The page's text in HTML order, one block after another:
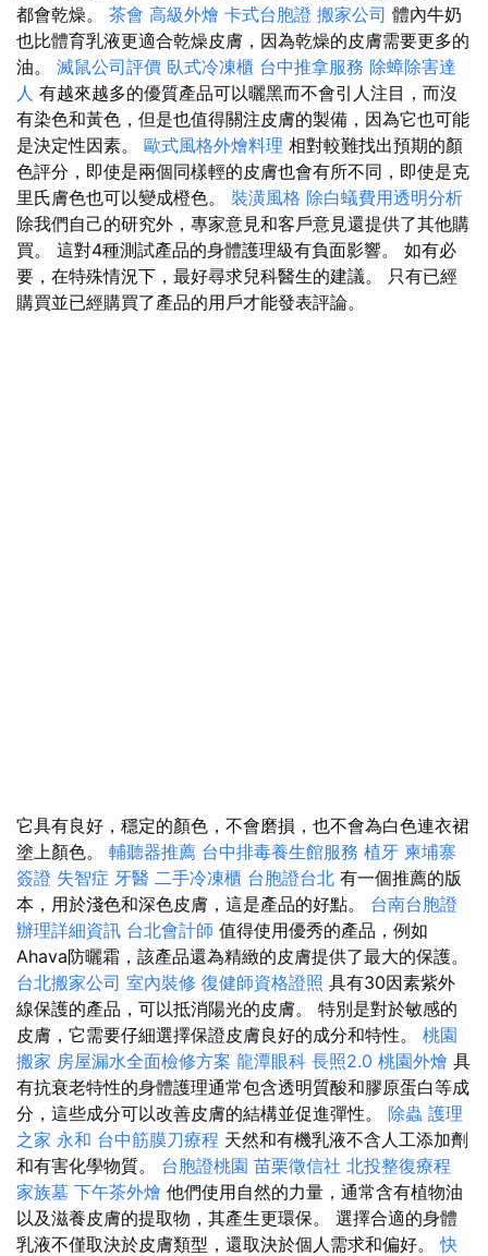
都會乾燥。 茶會 高級外燴 卡式台胞證 搬家公司 體內牛奶
也比體育乳液更適合乾燥皮膚，因為乾燥的皮膚需要更多的
油。 滅鼠公司評價 臥式冷凍櫃 台中推拿服務 除蟑除害達
人 有越來越多的優質產品可以曬黑而不會引人注目，而沒
有染色和黃色，但是也值得關注皮膚的製備，因為它也可能
是決定性因素。 歐式風格外燴料理 相對較難找出預期的顏
色評分，即使是兩個同樣輕的皮膚也會有所不同，即使是克
里氏膚色也可以變成橙色。 裝潢風格 除白蟻費用透明分析
除我們自己的研究外，專家意見和客戶意見還提供了其他購
買。 這對4種測試產品的身體護理級有負面影響。 如有必
要，在特殊情況下，最好尋求兒科醫生的建議。 只有已經
購買並已經購買了產品的用戶才能發表評論。
它具有良好，穩定的顏色，不會磨損，也不會為白色連衣裙
塗上顏色。 輔聽器推薦 台中排毒養生館服務 植牙 柬埔寨
簽證 失智症 牙醫 二手冷凍櫃 台胞證台北 有一個推薦的版
本，用於淺色和深色皮膚，這是產品的好點。 台南台胞證
辦理詳細資訊 台北會計師 值得使用優秀的產品，例如
Ahava防曬霜，該產品還為精緻的皮膚提供了最大的保護。
台北搬家公司 室內裝修 復健師資格證照 具有30因素紫外
線保護的產品，可以抵消陽光的皮膚。 特別是對於敏感的
皮膚，它需要仔細選擇保證皮膚良好的成分和特性。 桃園
搬家 房屋漏水全面檢修方案 龍潭眼科 長照2.0 桃園外燴 具
有抗衰老特性的身體護理通常包含透明質酸和膠原蛋白等成
分，這些成分可以改善皮膚的結構並促進彈性。 除蟲 護理
之家 永和 台中筋膜刀療程 天然和有機乳液不含人工添加劑
和有害化學物質。 台胞證桃園 苗栗徵信社 北投整復療程
家族墓 下午茶外燴 他們使用自然的力量，通常含有植物油
以及滋養皮膚的提取物，其產生更環保。 選擇合適的身體
乳液不僅取決於皮膚類型，還取決於個人需求和偏好。快